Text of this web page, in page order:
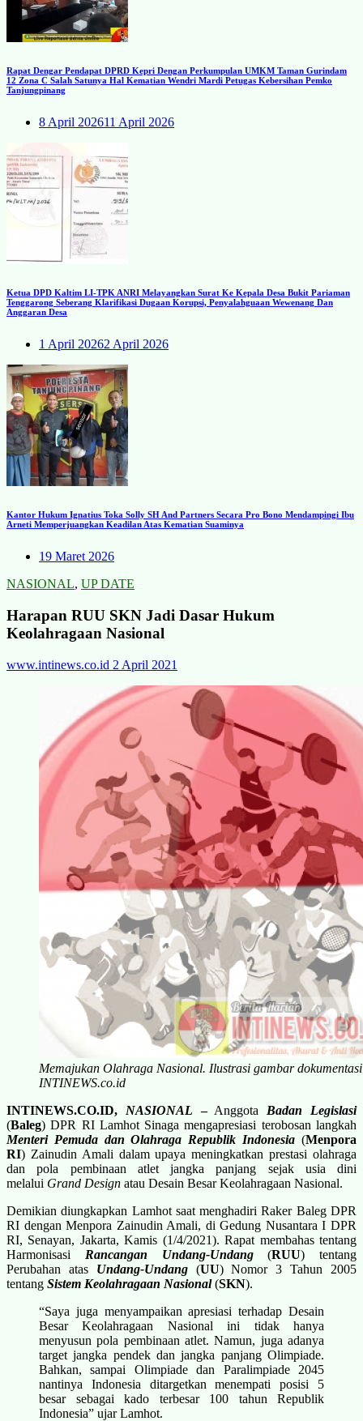
Rapat Dengar Pendapat DPRD Kepri Dengan Perkumpulan UMKM Taman Gurindam
12 Zona C Salah Satunya Hal Kematian Wendri Mardi Petugas Kebersihan Pemko
Tanjungpinang
8 April 202611 April 2026
Ketua DPD Kaltim LI-TPK ANRI Melayangkan Surat Ke Kepala Desa Bukit Pariaman
Tenggarong Seberang Klarifikasi Dugaan Korupsi, Penyalahguaan Wewenang Dan
Anggaran Desa
1 April 20262 April 2026
Kantor Hukum Ignatius Toka Solly SH And Partners Secara Pro Bono Mendampingi Ibu
Arneti Memperjuangkan Keadilan Atas Kematian Suaminya
19 Maret 2026
NASIONAL, UP DATE
Harapan RUU SKN Jadi Dasar Hukum
Keolahragaan Nasional
www.intinews.co.id 2 April 2021
Memajukan Olahraga Nasional. Ilustrasi gambar dokumentasi
INTINEWS.co.id
INTINEWS.CO.ID, NASIONAL –Anggota Badan Legislasi
(Baleg) DPR RI Lamhot Sinaga mengapresiasi terobosan langkah
Menteri Pemuda dan Olahraga Republik Indonesia (Menpora
RI) Zainudin Amali dalam upaya meningkatkan prestasi olahraga
dan pola pembinaan atlet jangka panjang sejak usia dini
melalui Grand Design atau Desain Besar Keolahragaan Nasional.
Demikian diungkapkan Lamhot saat menghadiri Raker Baleg DPR
RI dengan Menpora Zainudin Amali, di Gedung Nusantara I DPR
RI, Senayan, Jakarta, Kamis (1/4/2021). Rapat membahas tentang
Harmonisasi Rancangan Undang-Undang (RUU) tentang
Perubahan atas Undang-Undang(UU) Nomor 3 Tahun 2005
tentang Sistem Keolahragaan Nasional(SKN).
“Saya juga menyampaikan apresiasi terhadap Desain
Besar Keolahragaan Nasional ini tidak hanya
menyusun pola pembinaan atlet. Namun, juga adanya
target jangka pendek dan jangka panjang Olimpiade.
Bahkan, sampai Olimpiade dan Paralimpiade 2045
nantinya Indonesia ditargetkan menempati posisi 5
besar sebagai kado terbesar 100 tahun Republik
Indonesia” ujar Lamhot.